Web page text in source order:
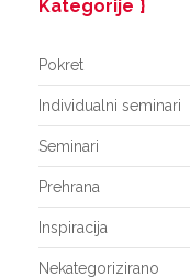
Kategorije
Pokret
Individualni seminari
Seminari
Prehrana
Inspiracija
Nekategorizirano